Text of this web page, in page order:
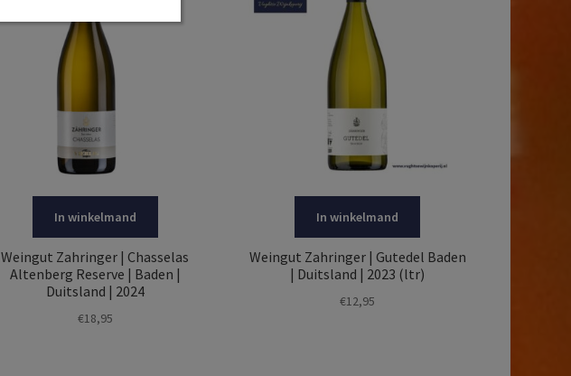
In winkelmand
Weingut Zahringer | Chasselas
Altenberg Reserve | Baden |
Duitsland | 2024
€18,95
In winkelmand
Weingut Zahringer | Gutedel Baden
| Duitsland | 2023 (ltr)
€12,95